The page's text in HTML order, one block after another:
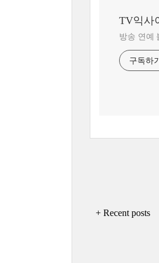
TV익사
방송 연예
구독하
+ Recent posts